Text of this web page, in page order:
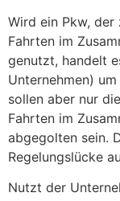
Wird ein Pkw,
Fahrten im
genutzt, handelt
Unternehmen)
sollen aber nur
Fahrten im
abgegolten sein.
Regelungslücke
Nutzt der